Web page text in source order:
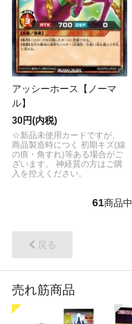
アッシーホース【ノーマ
ル】
30円(内税)
☆新品未使用カードですが、
商品製造時につく 初期キズ(線
の痕・角すれ)等ある場合がご
ざいます。 神経質の方はご購
入を控えください。
61商品中
戻る
売れ筋商品